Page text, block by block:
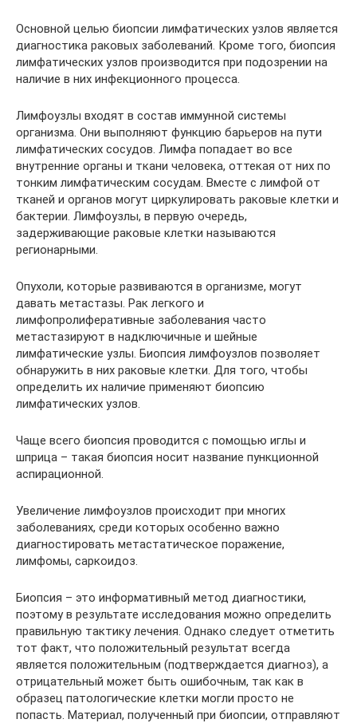
Основной целью биопсии лимфатических узлов является
диагностика раковых заболеваний. Кроме того, биопсия
лимфатических узлов производится при подозрении на
наличие в них инфекционного процесса.
Лимфоузлы входят в состав иммунной системы
организма. Они выполняют функцию барьеров на пути
лимфатических сосудов. Лимфа попадает во все
внутренние органы и ткани человека, оттекая от них по
тонким лимфатическим сосудам. Вместе с лимфой от
тканей и органов могут циркулировать раковые клетки и
бактерии. Лимфоузлы, в первую очередь,
задерживающие раковые клетки называются
регионарными.
Опухоли, которые развиваются в организме, могут
давать метастазы. Рак легкого и
лимфопролиферативные заболевания часто
метастазируют в надключичные и шейные
лимфатические узлы. Биопсия лимфоузлов позволяет
обнаружить в них раковые клетки. Для того, чтобы
определить их наличие применяют биопсию
лимфатических узлов.
Чаще всего биопсия проводится с помощью иглы и
шприца – такая биопсия носит название пункционной
аспирационной.
Увеличение лимфоузлов происходит при многих
заболеваниях, среди которых особенно важно
диагностировать метастатическое поражение,
лимфомы, саркоидоз.
Биопсия – это информативный метод диагностики,
поэтому в результате исследования можно определить
правильную тактику лечения. Однако следует отметить
тот факт, что положительный результат всегда
является положительным (подтверждается диагноз), а
отрицательный может быть ошибочным, так как в
образец патологические клетки могли просто не
попасть. Материал, полученный при биопсии, отправляют